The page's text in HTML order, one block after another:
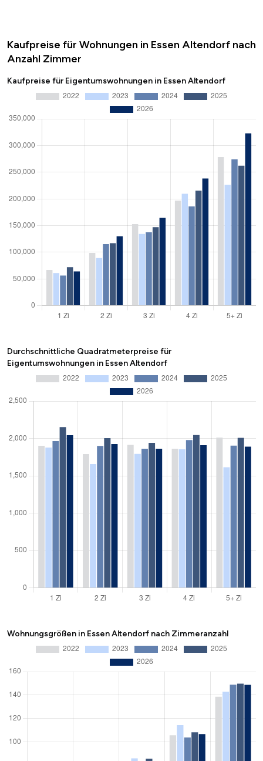
Kaufpreise für Wohnungen in Essen Altendorf nach
Anzahl Zimmer
Kaufpreise für Eigentumswohnungen in Essen Altendorf
Durchschnittliche Quadratmeterpreise für
Eigentumswohnungen in Essen Altendorf
Wohnungsgrößen in Essen Altendorf nach Zimmeranzahl